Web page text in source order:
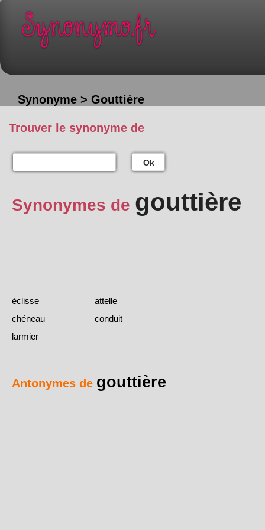
Synonyme > Gouttière
Trouver le synonyme de
Ok
Synonymes de gouttière
éclisse
attelle
chéneau
conduit
larmier
Antonymes de gouttière